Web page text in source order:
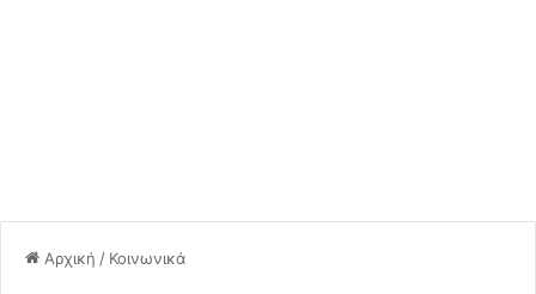
Αρχική / Κοινωνικά